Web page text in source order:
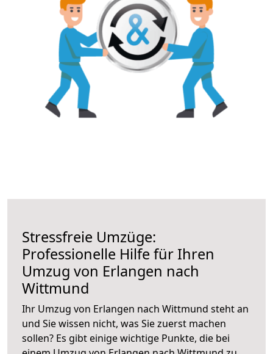
Stressfreie Umzüge:
Professionelle Hilfe für Ihren
Umzug von Erlangen nach
Wittmund
Ihr Umzug von Erlangen nach Wittmund steht an
und Sie wissen nicht, was Sie zuerst machen
sollen? Es gibt einige wichtige Punkte, die bei